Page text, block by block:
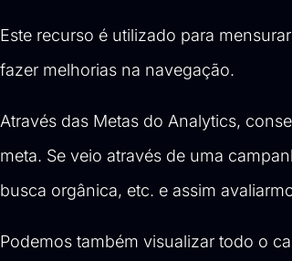
Este recurso é utilizado para
fazer melhorias na navegação.
Através das Metas do Analytics,
meta. Se veio através de uma
busca orgânica, etc. e assim
Podemos também visualizar todo o